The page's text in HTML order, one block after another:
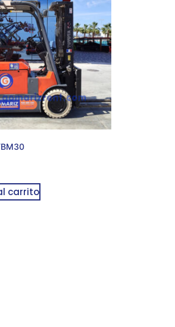
carrito